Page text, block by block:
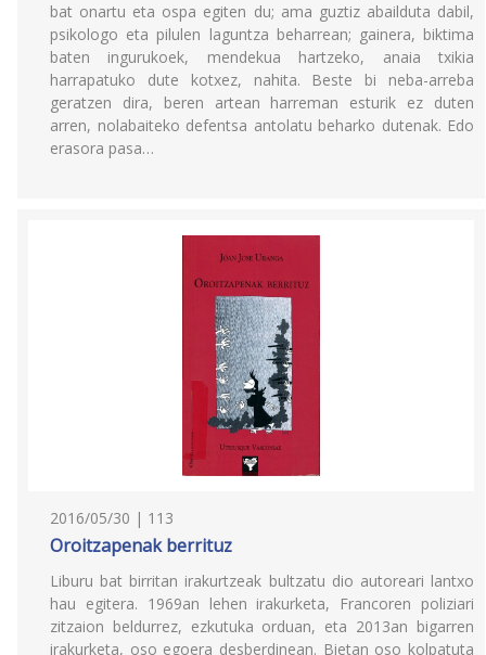
bat onartu eta ospa egiten du; ama guztiz abailduta dabil,
psikologo eta pilulen laguntza beharrean; gainera, biktima
baten ingurukoek, mendekua hartzeko, anaia txikia
harrapatuko dute kotxez, nahita. Beste bi neba-arreba
geratzen dira, beren artean harreman esturik ez duten
arren, nolabaiteko defentsa antolatu beharko dutenak. Edo
erasora pasa…
2016/05/30 | 113
Oroitzapenak berrituz
Liburu bat birritan irakurtzeak bultzatu dio autoreari lantxo
hau egitera. 1969an lehen irakurketa, Francoren poliziari
zitzaion beldurrez, ezkutuka orduan, eta 2013an bigarren
irakurketa, oso egoera desberdinean. Bietan oso kolpatuta